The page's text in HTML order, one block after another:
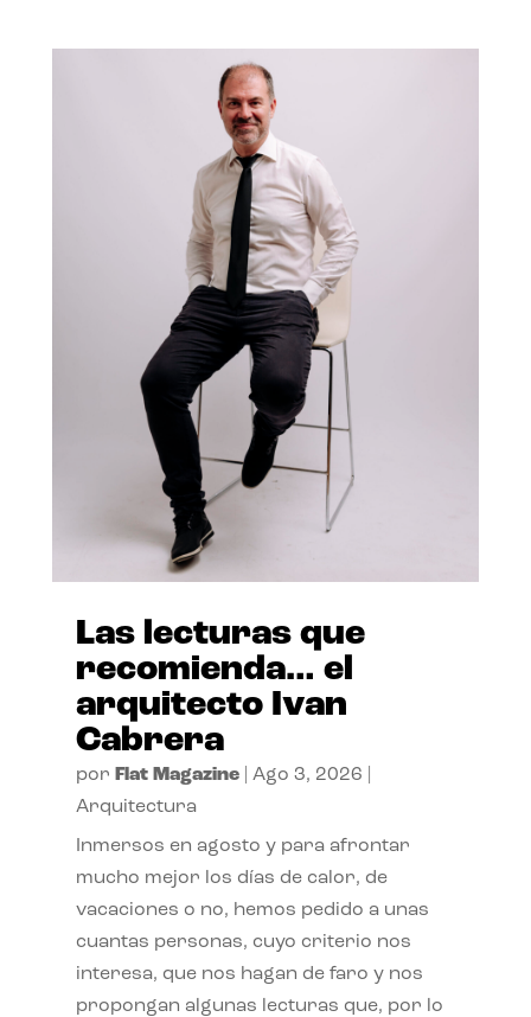
Las lecturas que
recomienda… el
arquitecto Ivan
Cabrera
por Flat Magazine| Ago 3, 2026
Arquitectura
Inmersos en agosto y para afrontar
mucho mejor los días de calor, de
vacaciones o no, hemos pedido a unas
cuantas personas, cuyo criterio nos
interesa, que nos hagan de faro y nos
propongan algunas lecturas que, por lo